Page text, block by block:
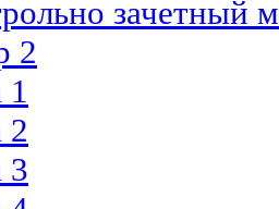
зачетный
2
1
2
3